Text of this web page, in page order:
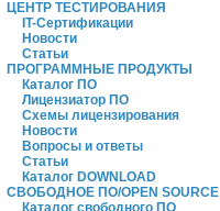
ЦЕНТР ТЕСТИРОВАНИЯ
IT-Сертификации
Новости
Статьи
ПРОГРАММНЫЕ ПРОДУКТЫ
Каталог ПО
Лицензиатор ПО
Схемы лицензирования
Новости
Вопросы и ответы
Статьи
Каталог DOWNLOAD
СВОБОДНОЕ ПО/OPEN SOURCE
Каталог свободного ПО